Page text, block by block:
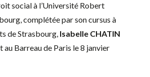
social à l’Université Robert
complétée par son cursus à
de Strasbourg, Isabelle CHATIN
au Barreau de Paris le 8 janvier